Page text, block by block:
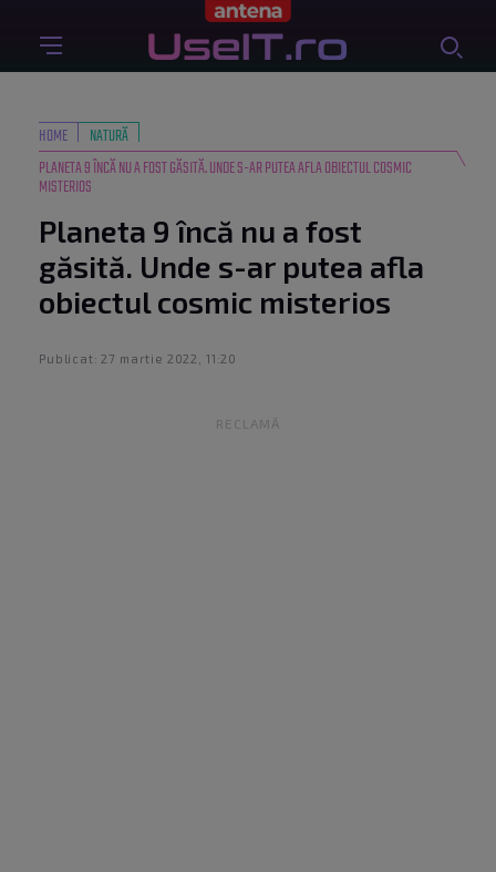
HOME
NATURĂ
PLANETA 9 ÎNCĂ NU A FOST GĂSITĂ. UNDE S-AR PUTEA AFLA OBIECTUL COSMIC
MISTERIOS
Planeta 9 încă nu a fost
găsită. Unde s-ar putea afla
obiectul cosmic misterios
Publicat: 27 martie 2022, 11:20
RECLAMĂ